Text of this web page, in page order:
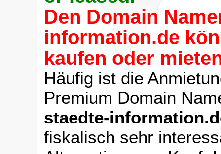
Den Domain
information.de
kaufen oder
Häufig ist die
Premium Domain
staedte-
fiskalisch sehr